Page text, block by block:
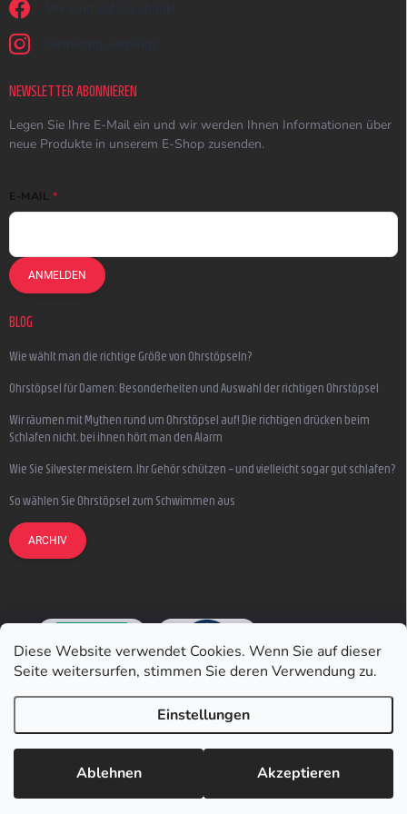
Diese Website verwendet Cookies. Wenn Sie auf dieser
Seite weitersurfen, stimmen Sie deren Verwendung zu.
Einstellungen
Ablehnen Akzeptieren
Wir sind auf Facebook!
earmazing_earplugs
NEWSLETTER ABONNIEREN
Legen Sie Ihre E-Mail ein und wir werden Ihnen Informationen über
neue Produkte in unserem E-Shop zusenden.
E-MAIL
ANMELDEN
BLOG
Wie wählt man die richtige Größe von Ohrstöpseln?
Ohrstöpsel für Damen: Besonderheiten und Auswahl der richtigen Ohrstöpsel
Wir räumen mit Mythen rund um Ohrstöpsel auf! Die richtigen drücken beim
Schlafen nicht, bei ihnen hört man den Alarm
Wie Sie Silvester meistern, Ihr Gehör schützen – und vielleicht sogar gut schlafen?
So wählen Sie Ohrstöpsel zum Schwimmen aus
ARCHIV
Erstellt von Shoptet
Copyright 2026 . Alle Rechte vorbehalten.